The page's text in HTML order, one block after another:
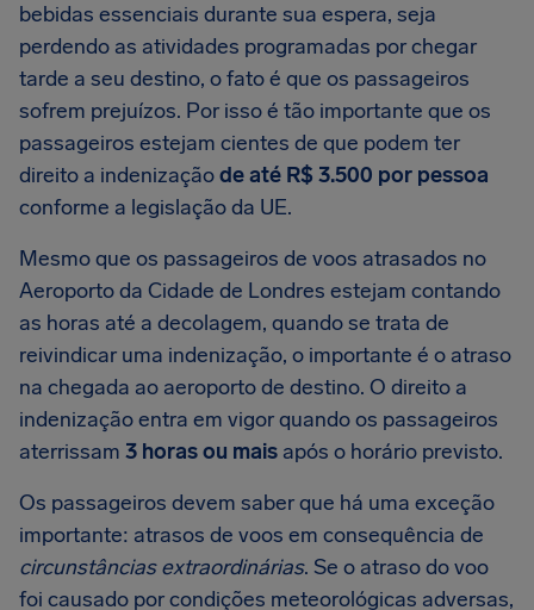
bebidas essenciais durante sua espera, seja
perdendo as atividades programadas por chegar
tarde a seu destino, o fato é que os passageiros
sofrem prejuízos. Por isso é tão importante que os
passageiros estejam cientes de que podem ter
direito a indenizaçãode até R$ 3.500 por pessoa
conforme a legislação da UE.
Mesmo que os passageiros de voos atrasados no
Aeroporto da Cidade de Londres estejam contando
as horas até a decolagem, quando se trata de
reivindicar uma indenização, o importante é o atraso
na chegada ao aeroporto de destino. O direito a
indenização entra em vigor quando os passageiros
aterrissam 3 horas ou mais após o horário previsto.
Os passageiros devem saber que há uma exceção
importante: atrasos de voos em consequência de
circunstâncias extraordinárias. Se o atraso do voo
foi causado por condições meteorológicas adversas,